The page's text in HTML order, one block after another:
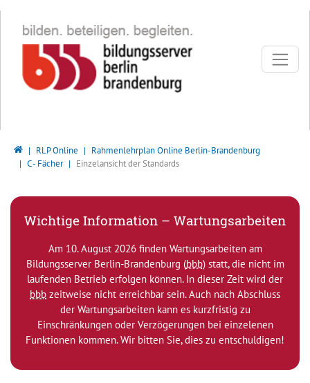
Bildungsserver Berlin - Brandenburg
RLP Online
Rahmenlehrplan Online Berlin-Brandenburg
C - Fächer
Einzelansicht der Standards
Wichtige Information – Wartungsarbeiten
Am 10. August 2026 finden Wartungsarbeiten am
Bildungsserver Berlin-Brandenburg (bbb) statt, die nicht im
laufenden Betrieb erfolgen können. In dieser Zeit wird der
bbb zeitweise nicht erreichbar sein. Auch nach Abschluss
der Wartungsarbeiten kann es kurzfristig zu
Einschränkungen oder Verzögerungen bei einzelenen
Funktionen kommen. Wir bitten Sie, dies zu entschuldigen!